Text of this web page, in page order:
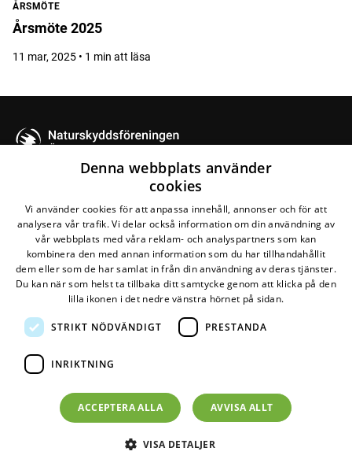
ÅRSMÖTE
Årsmöte 2025
11 mar, 2025 • 1 min att läsa
Älvsbyn
Kontakta oss
Naturskyddsföreningen Älvsbyn
Maila oss
Den här webbplatsen drivs avGlesys AB
Miljöval-märkt
Om personuppgifter
Om cookies
Denna webbplats använder
cookies
Vi använder cookies för att anpassa innehåll, annonser och för att
analysera vår trafik. Vi delar också information om din användning av
vår webbplats med våra reklam- och analyspartners som kan
kombinera den med annan information som du har tillhandahållit
dem eller som de har samlat in från din användning av deras tjänster.
Du kan när som helst ta tillbaka ditt samtycke genom att klicka på den
lilla ikonen i det nedre vänstra hörnet på sidan.
STRIKT NÖDVÄNDIGT PRESTANDA
INRIKTNING
ACCEPTERA ALLA AVVISA ALLT
VISA DETALJER